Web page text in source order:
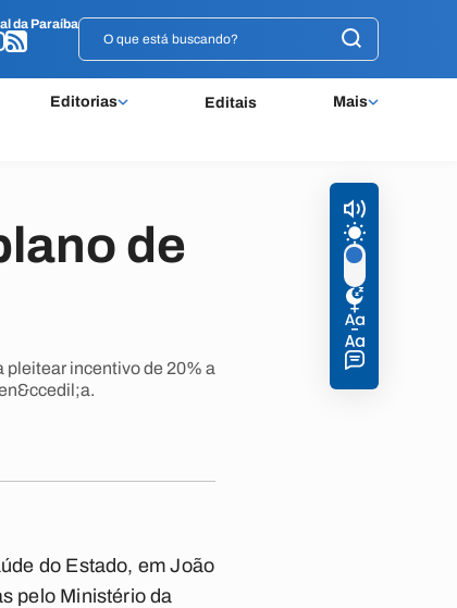
da Paraíba
Editorias Editais Mais
da Paraíba
de
incentivo de 20% a
do Estado, em João
pelo Ministério da